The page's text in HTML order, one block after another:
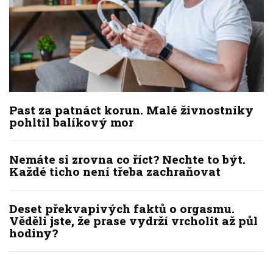
Past za patnáct korun. Malé živnostníky
pohltil balíkový mor
Nemáte si zrovna co říct? Nechte to být.
Každé ticho není třeba zachraňovat
Deset překvapivých faktů o orgasmu.
Věděli jste, že prase vydrží vrcholit až půl
hodiny?